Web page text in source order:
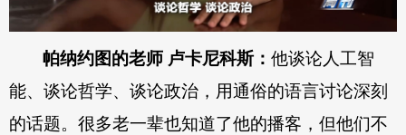
帕纳约图的老师 卢卡尼科斯：他谈论人工智
能、谈论哲学、谈论政治，用通俗的语言讨论深刻
的话题。很多老一辈也知道了他的播客，但他们不